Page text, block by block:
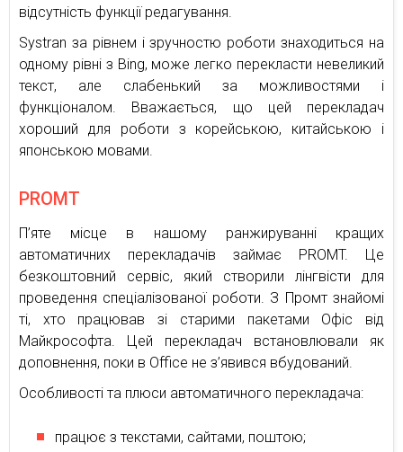
відсутність функції редагування.
Systran за рівнем і зручностю роботи знаходиться на
одному рівні з Bing, може легко перекласти невеликий
текст, але слабенький за можливостями і
функціоналом. Вважається, що цей перекладач
хороший для роботи з корейською, китайською і
японською мовами.
PROMT
П’яте місце в нашому ранжируванні кращих
автоматичних перекладачів займає PROMT. Це
безкоштовний сервіс, який створили лінгвісти для
проведення спеціалізованої роботи. З Промт знайомі
ті, хто працював зі старими пакетами Офіс від
Майкрософта. Цей перекладач встановлювали як
доповнення, поки в Office не з’явився вбудований.
Особливості та плюси автоматичного перекладача:
працює з текстами, сайтами, поштою;